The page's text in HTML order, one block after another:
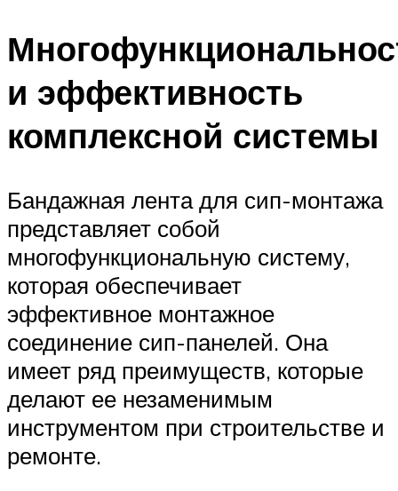
и эффективность
комплексной системы
Бандажная лента для сип-монтажа
представляет собой
многофункциональную систему,
которая обеспечивает
эффективное монтажное
соединение сип-панелей. Она
имеет ряд преимуществ, которые
делают ее незаменимым
инструментом при строительстве и
ремонте.